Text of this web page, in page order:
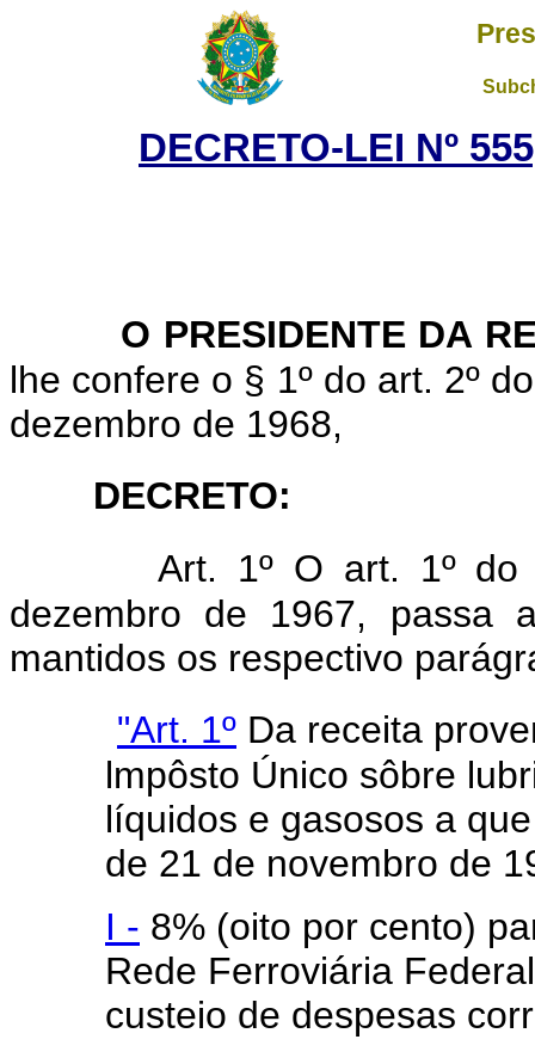
DECRETO-LEI Nº
O PRESIDENTE DA
lhe confere o § 1º do art. 2º
dezembro de 1968,
DECRETO:
Art. 1º O art. 1º do
dezembro de 1967, passa
mantidos os respectivo
"Art. 1º Da receita
lmpôsto Único sôbre
líquidos e gasosos a
de 21 de novembro de
I - 8% (oito por cento)
Rede Ferroviária
custeio de despesas